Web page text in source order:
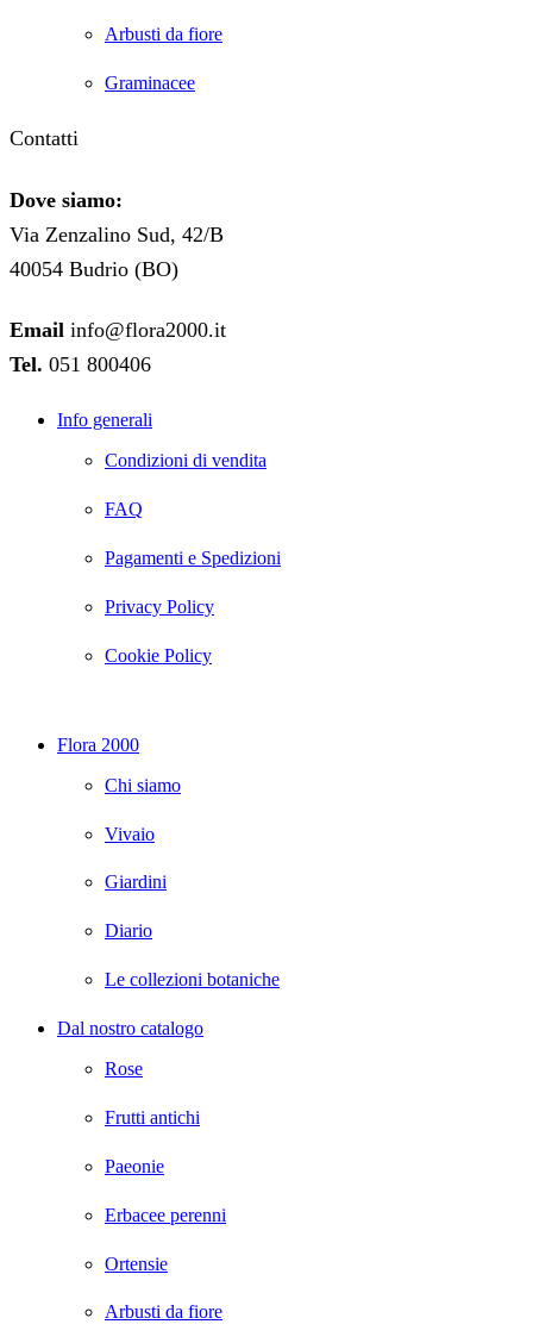
Arbusti da fiore
Graminacee
Contatti
Dove siamo:
Via Zenzalino Sud, 42/B
40054 Budrio (BO)
Email info@flora2000.it
Tel. 051 800406
Info generali
Condizioni di vendita
FAQ
Pagamenti e Spedizioni
Privacy Policy
Cookie Policy
Flora 2000
Chi siamo
Vivaio
Giardini
Diario
Le collezioni botaniche
Dal nostro catalogo
Rose
Frutti antichi
Paeonie
Erbacee perenni
Ortensie
Arbusti da fiore